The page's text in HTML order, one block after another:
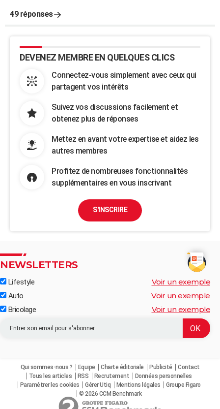
49 réponses
DEVENEZ MEMBRE EN QUELQUES CLICS
Connectez-vous simplement avec ceux qui
partagent vos intérêts
Suivez vos discussions facilement et
obtenez plus de réponses
Mettez en avant votre expertise et aidez les
autres membres
Profitez de nombreuses fonctionnalités
supplémentaires en vous inscrivant
S'INSCRIRE
NEWSLETTERS
Lifestyle Voir un exemple
Auto Voir un exemple
Bricolage Voir un exemple
Qui sommes-nous ? Equipe Charte éditoriale Publicité
Contact
Tous les articles
RSS Recrutement
Données personnelles
Paramétrer les cookies
Gérer Utiq Mentions légales
Groupe Figaro
© 2026 CCM Benchmark